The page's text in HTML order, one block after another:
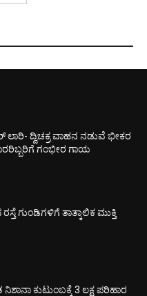
ಲಾರಿ- ದ್ವಿಚಕ್ರ ವಾಹನ ನಡುವೆ ಭೀಕರ
ಗಂಭೀರ ಗಾಯ
ಗುಂಡಿಗಳಿಗೆ ತಾತ್ಕಾಲಿಕ ಮುಕ್ತಿ
ಕುಟುಂಬಕ್ಕೆ 3 ಲಕ್ಷ ಪರಿಹಾರ